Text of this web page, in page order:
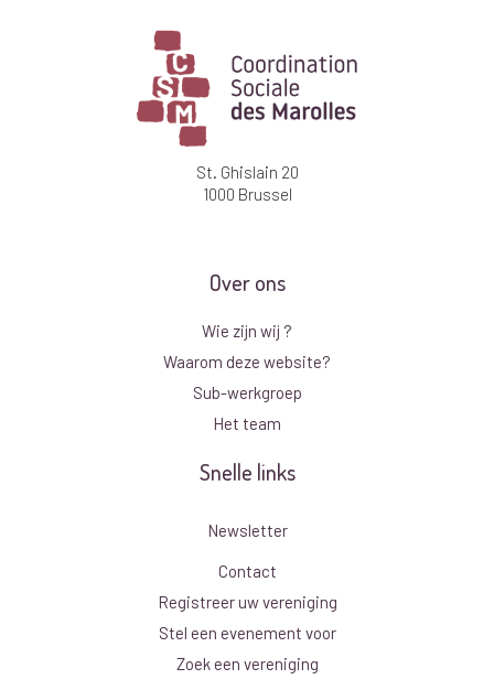
St. Ghislain 20
1000 Brussel
Over ons
Wie zijn wij ?
Waarom deze website?
Sub-werkgroep
Het team
Snelle links
Newsletter
Contact
Registreer uw vereniging
Stel een evenement voor
Zoek een vereniging